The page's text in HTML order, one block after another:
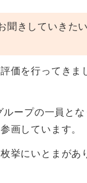
聞きしていきた
価を行ってき
ープの一員と
画しています。
挙にいとまが